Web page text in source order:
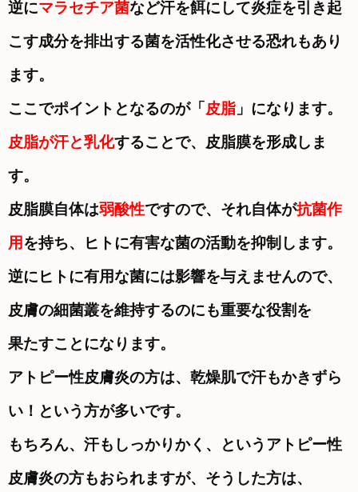
逆にマラセチア菌など汗を餌にして炎症を引き起
こす成分を排出する菌を活性化させる恐れもあり
ます。
ここでポイントとなるのが「 皮脂 」になります。
皮脂が汗と乳化することで、皮脂膜を形成しま
す。
皮脂膜自体は弱酸性ですので、それ自体が抗菌作
用 を持ち、ヒトに有害な菌の活動を抑制します。
逆にヒトに有用な菌には影響を与えませんので、
皮膚の細菌叢を維持するのにも重要な役割を
果たすことになります。
アトピー性皮膚炎の方は、乾燥肌で汗もかきずら
い！という方が多いです。
もちろん、汗もしっかりかく、というアトピー性
皮膚炎の方もおられますが、そうした方は、